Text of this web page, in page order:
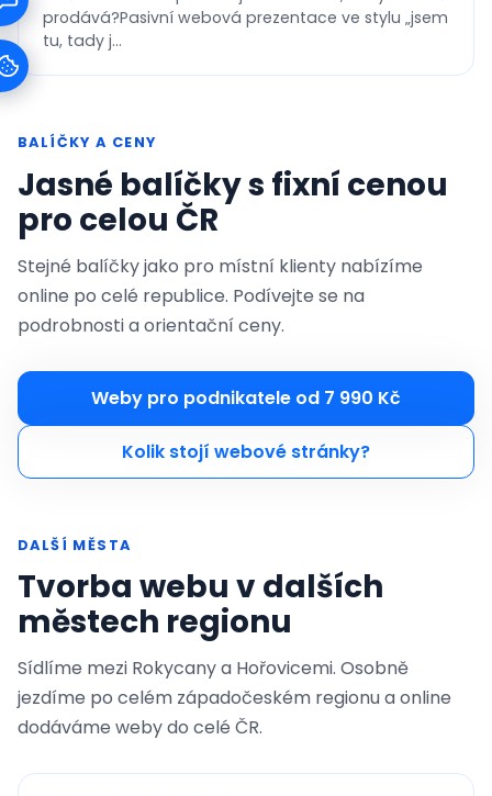
prodává?Pasivní webová prezentace ve stylu „jsem
tu, tady j...
BALÍČKY A CENY
Jasné balíčky s fixní cenou
pro celou ČR
Stejné balíčky jako pro místní klienty nabízíme
online po celé republice. Podívejte se na
podrobnosti a orientační ceny.
Weby pro podnikatele od 7 990 Kč
Kolik stojí webové stránky?
DALŠÍ MĚSTA
Tvorba webu v dalších
městech regionu
Sídlíme mezi Rokycany a Hořovicemi. Osobně
jezdíme po celém západočeském regionu a online
dodáváme weby do celé ČR.